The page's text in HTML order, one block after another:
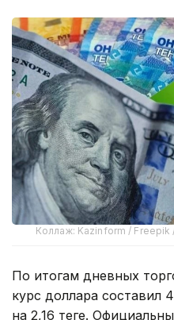
Коллаж: Kazinform / Freepik
По итогам дневных
курс доллара составил
на 2,16 теңге.